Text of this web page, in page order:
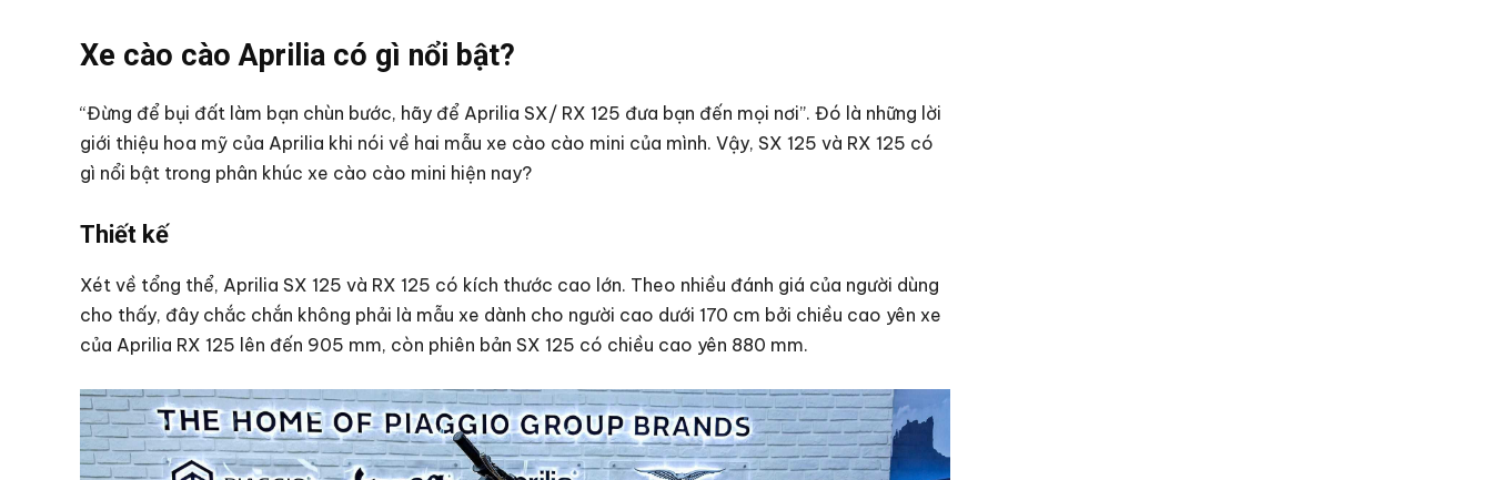
Xe cào cào Aprilia có gì nổi bật?
“Đừng để bụi đất làm bạn chùn bước, hãy để Aprilia SX/ RX 125 đưa bạn đến mọi nơi”. Đó là những lời
giới thiệu hoa mỹ của Aprilia khi nói về hai mẫu xe cào cào mini của mình. Vậy, SX 125 và RX 125 có
gì nổi bật trong phân khúc xe cào cào mini hiện nay?
Thiết kế
Xét về tổng thể, Aprilia SX 125 và RX 125 có kích thước cao lớn. Theo nhiều đánh giá của người dùng
cho thấy, đây chắc chắn không phải là mẫu xe dành cho người cao dưới 170 cm bởi chiều cao yên xe
của Aprilia RX 125 lên đến 905 mm, còn phiên bản SX 125 có chiều cao yên 880 mm.